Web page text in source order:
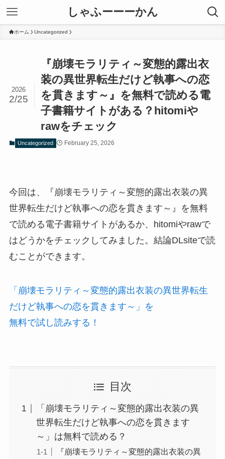
しゃふーーーかん
ホーム Uncategorized
『崩壊モラリティ～変態的露出衣
装の異世界転生だけど執事への恋
を貫きます～』を無料で読める電
子書籍サイトがある？hitomiや
rawをチェック
2026
2/25
Uncategorized February 25, 2026
今回は、『崩壊モラリティ～変態的露出衣装の異
世界転生だけど執事への恋を貫きます～』を無料
で読める電子書籍サイトがあるか、hitomiやrawで
はどうかをチェックしてみました。結論DLsiteで読
むことができます。
「崩壊モラリティ～変態的露出衣装の異世界転生
だけど執事への恋を貫きます～」を
無料で試し読みする！
目次
「崩壊モラリティ～変態的露出衣装の異
世界転生だけど執事への恋を貫きます
～」は無料で読める？
『崩壊モラリティ～変態的露出衣装の異